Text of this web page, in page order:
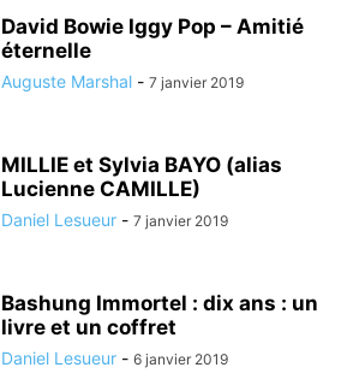
David Bowie Iggy Pop – Amitié
éternelle
Auguste Marshal - 7 janvier 2019
MILLIE et Sylvia BAYO (alias
Lucienne CAMILLE)
Daniel Lesueur - 7 janvier 2019
Bashung Immortel : dix ans : un
livre et un coffret
Daniel Lesueur - 6 janvier 2019